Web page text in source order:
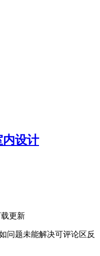
设计
更新
问题未能解决可评论区反